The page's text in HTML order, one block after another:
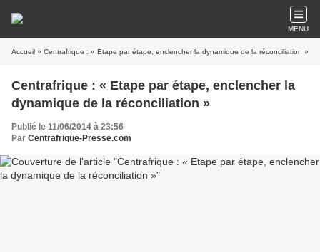
MENU
Accueil » Centrafrique : « Etape par étape, enclencher la dynamique de la réconciliation »
Centrafrique : « Etape par étape, enclencher la
dynamique de la réconciliation »
Publié le 11/06/2014 à 23:56
Par Centrafrique-Presse.com